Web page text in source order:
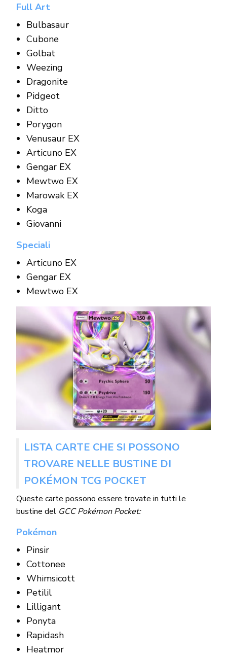
Full Art
Bulbasaur
Cubone
Golbat
Weezing
Dragonite
Pidgeot
Ditto
Porygon
Venusaur EX
Articuno EX
Gengar EX
Mewtwo EX
Marowak EX
Koga
Giovanni
Speciali
Articuno EX
Gengar EX
Mewtwo EX
LISTA CARTE CHE SI POSSONO
TROVARE NELLE BUSTINE DI
POKÉMON TCG POCKET
Queste carte possono essere trovate in tutti le
bustine del GCC Pokémon Pocket:
Pokémon
Pinsir
Cottonee
Whimsicott
Petilil
Lilligant
Ponyta
Rapidash
Heatmor